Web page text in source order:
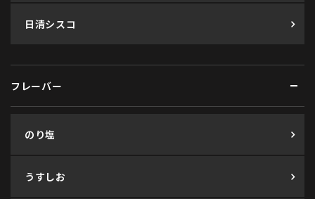
日清シスコ
フレーバー
のり塩
うすしお